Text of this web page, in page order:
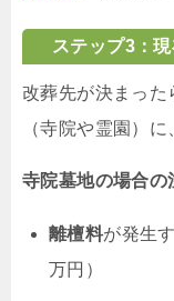
ステップ3：
改葬先が決まった
（寺院や霊園）
寺院墓地の場合の
離檀料が発生
万円）